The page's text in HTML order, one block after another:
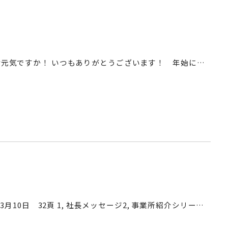
さわやか社員の皆さん、こんにちは！ お元気ですか！ いつもありがとうございます！ 年始に、さわやか社員さんとお客様から嬉しい年賀状とメッセージを頂き、心が“ときめき”ました。 「お世話になって15年目になりますが、ここ…
新日本ビルサービス 社内報110号 2026年3月10日 32頁 1, 社長メッセージ2, 事業所紹介シリーズ せんどう 青柳北店 様 ウニクス上里 様3, 株式会社武蔵屋 藤岡リネン・ユニフォーム工場 ～藤井先生 指…